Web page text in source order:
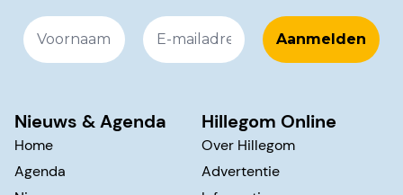
Nieuws & Agenda
Home
Agenda
Hillegom Online
Over Hillegom
Advertentie